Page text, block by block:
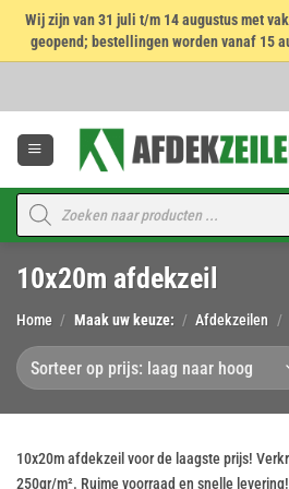
Wij zijn van 31 juli t/m 14 augustus met
geopend; bestellingen worden vanaf 15
Producten
zoeken
10x20m afdekzeil
Home / Maak uw keuze: / Afdekzeilen /
10x20m afdekzeil voor de laagste prijs!
250gr/m². Ruime voorraad en snelle levering!